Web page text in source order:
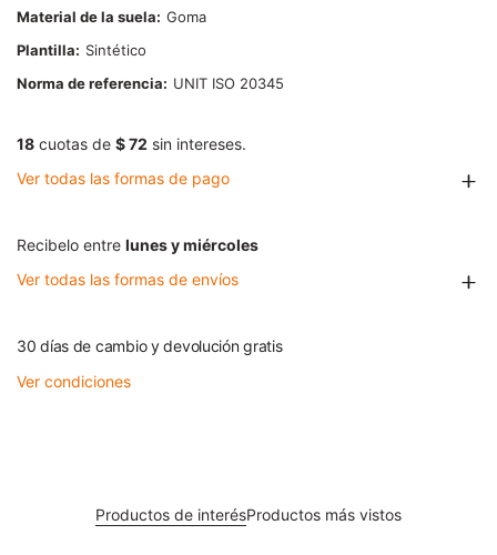
Material de la suela
Goma
Plantilla
Sintético
Norma de referencia
UNIT ISO 20345
18 cuotas de $ 72 sin intereses.
Ver todas las formas de pago
Recibelo entre lunes y miércoles
Ver todas las formas de envíos
30 días de cambio y devolución gratis
Ver condiciones
Productos de interésProductos más vistos